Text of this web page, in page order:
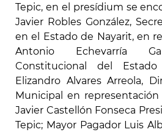
Tepic, en el presídium se
Javier Robles González,
en el Estado de Nayarit, en
Antonio Echevarría
Constitucional del
Elizandro Alvares Arreola,
Municipal en
Javier Castellón Fonseca
Tepic; Mayor Pagador Luis